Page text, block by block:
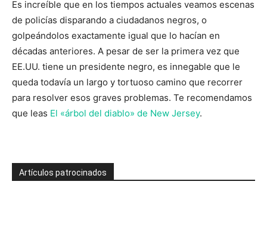
Es increíble que en los tiempos actuales veamos escenas
de policías disparando a ciudadanos negros, o
golpeándolos exactamente igual que lo hacían en
décadas anteriores. A pesar de ser la primera vez que
EE.UU. tiene un presidente negro, es innegable que le
queda todavía un largo y tortuoso camino que recorrer
para resolver esos graves problemas. Te recomendamos
que leas El «árbol del diablo» de New Jersey.
Artículos patrocinados